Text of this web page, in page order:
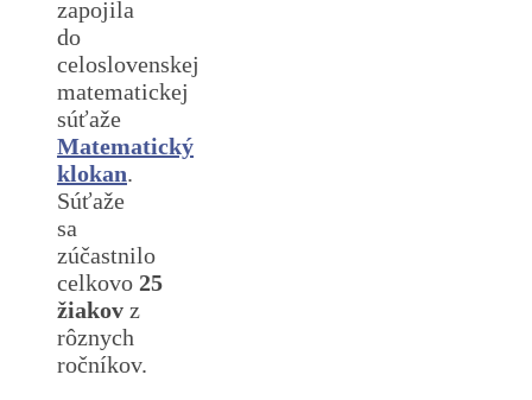
zapojila
do
celoslovenskej
matematickej
súťaže
Matematický
klokan.
Súťaže
sa
zúčastnilo
celkovo 25
žiakov z
rôznych
ročníkov.